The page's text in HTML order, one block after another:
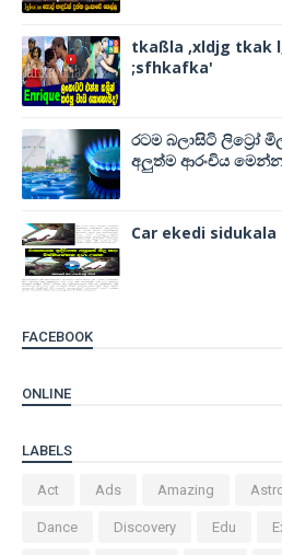
tkaßla ,xldjg tkak
;sfhkafka'
රටම බලාසිටි ලිට්‍රෝ
අලුත්ම ආරංචිය
Car ekedi
FACEBOOK
ONLINE
LABELS
Act Ads Amazing
Dance Discovery Edu